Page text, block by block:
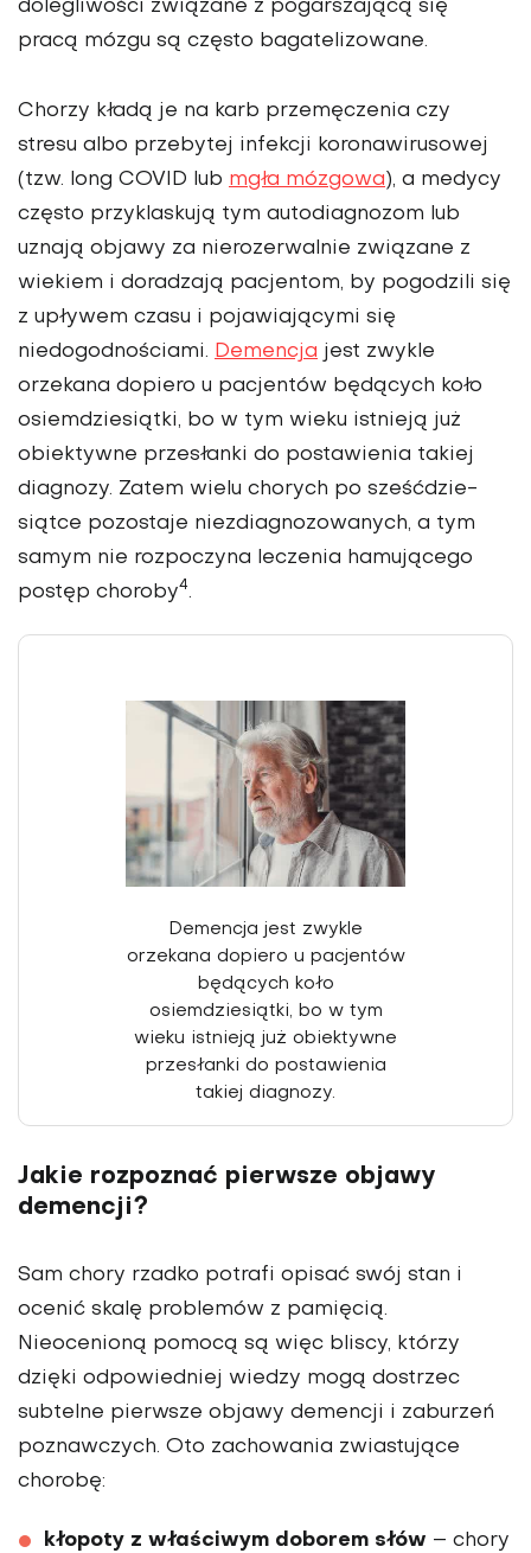
dolegliwości związane z pogarszającą się
pracą mózgu są często bagatelizowane.
Chorzy kładą je na karb przemę­czenia czy
stresu albo przebytej infekcji koronawirusowej
(tzw. long COVID lub mgła mózgowa), a medycy
często przyklaskują tym autodiagnozom lub
uznają objawy za nierozerwalnie związane z
wiekiem i doradzają pacjen­tom, by pogodzili się
z upływem czasu i pojawiającymi się
niedogodnościami. Demencja jest zwykle
orzekana dopiero u pacjentów będących koło
osiemdziesiątki, bo w tym wieku istnieją już
obiektywne przesłanki do posta­wienia takiej
diagnozy. Zatem wielu chorych po sześćdzie­
siątce pozostaje niezdiagnozowanych, a tym
samym nie rozpoczyna leczenia hamującego
postęp choroby4.
Demencja jest zwykle
orzekana dopiero u pacjentów
będących koło
osiemdziesiątki, bo w tym
wieku istnieją już obiektywne
przesłanki do posta­wienia
takiej diagnozy.
Jakie rozpoznać pierwsze objawy
demencji?
Sam chory rzadko potrafi opisać swój stan i
ocenić skalę problemów z pamięcią.
Nieocenioną pomocą są więc bliscy, którzy
dzięki odpowiedniej wiedzy mogą dostrzec
subtelne pierwsze objawy demencji i zaburzeń
poznawczych. Oto zachowania zwiastujące
chorobę:
kłopoty z właściwym doborem słów – chory